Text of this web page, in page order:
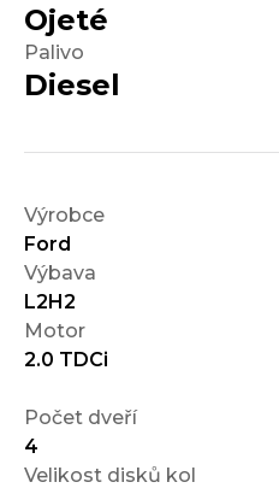
Ojeté
Palivo
Diesel
Výrobce
Ford
Výbava
L2H2
Motor
2.0 TDCi
Počet dveří
4
Velikost disků kol